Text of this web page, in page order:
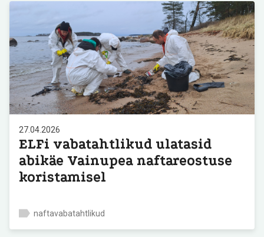
27.04.2026
ELFi vabatahtlikud ulatasid
abikäe Vainupea naftareostuse
koristamisel
naftavabatahtlikud